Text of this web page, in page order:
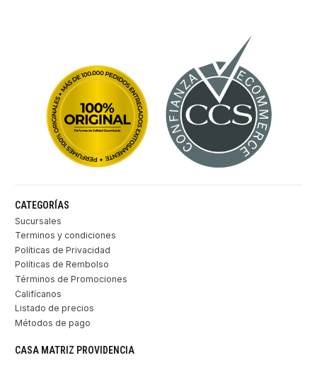
CATEGORÍAS
Sucursales
Terminos y condiciones
Políticas de Privacidad
Políticas de Rembolso
Términos de Promociones
Califícanos
Listado de precios
Métodos de pago
CASA MATRIZ PROVIDENCIA